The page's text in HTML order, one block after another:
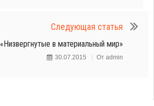
Следующая статья
«Низвергнутые в материальный мир»
30.07.2015 От admin